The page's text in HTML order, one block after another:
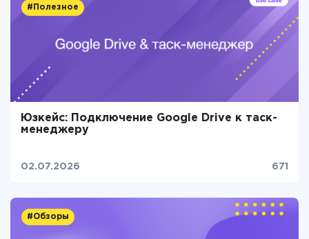
#Полезное
Юзкейс: Подключение Google Drive к таск-
менеджеру
02.07.2026 671
#Обзоры